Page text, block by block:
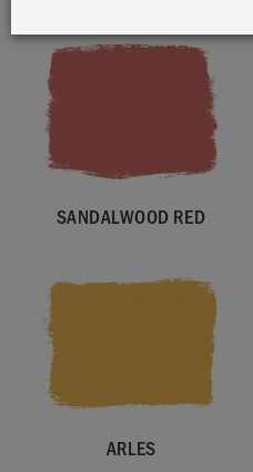
SANDALWOOD RED
ARLES